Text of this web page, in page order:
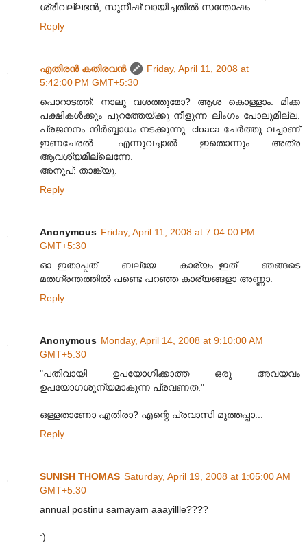
ശ്രീവല്ലഭന്‍, സുനീഷ്:വായിച്ചതില്‍ സന്തോഷം.
Reply
എതിരന്‍ കതിരവന്‍
Friday, April 11, 2008 at
5:42:00 PM GMT+5:30
പൊറാടത്ത്: നാലു വശത്തുമോ? ആശ കൊള്ളാം. മിക്ക
പക്ഷികള്‍ക്കും പുറത്തേയ്ക്കു നീളുന്ന ലിംഗം‍ പോലുമില്ല.
പ്രജനനം നിര്‍ബ്ബാധം നടക്കുന്നു. cloaca ചേര്‍ത്തു വച്ചാണ്
ഇണചേരല്‍. എന്നുവച്ചാല്‍ ഇതൊന്നും അത്ര
ആവശ്യമില്ലെന്നേ.
അനൂപ്: താങ്ക്യു.
Reply
Anonymous Friday, April 11, 2008 at 7:04:00 PM
GMT+5:30
ഓ..ഇതാപ്പത് ബല്യേ കാര്യം..ഇത് ഞങ്ങടെ
മതഗ്രന്തത്തില്‍ പണ്ടെ പറഞ്ഞ കാര്യങ്ങളാ അണ്ണാ.
Reply
Anonymous Monday, April 14, 2008 at 9:10:00 AM
GMT+5:30
"പതിവായി ഉപയോഗിക്കാത്ത ഒരു അവയവം
ഉപയോഗശൂന്യമാകുന്ന പ്രവണത."
ഒള്ളതാണോ എതിരാ? എന്റെ പ്രവാസി മുത്തപ്പാ...
Reply
SUNISH THOMAS Saturday, April 19, 2008 at 1:05:00 AM
GMT+5:30
annual postinu samayam aaayillle????
:)